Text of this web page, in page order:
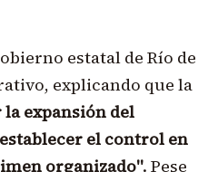
estatal de Río de
explicando que la
expansión del
el control en
organizado". Pese